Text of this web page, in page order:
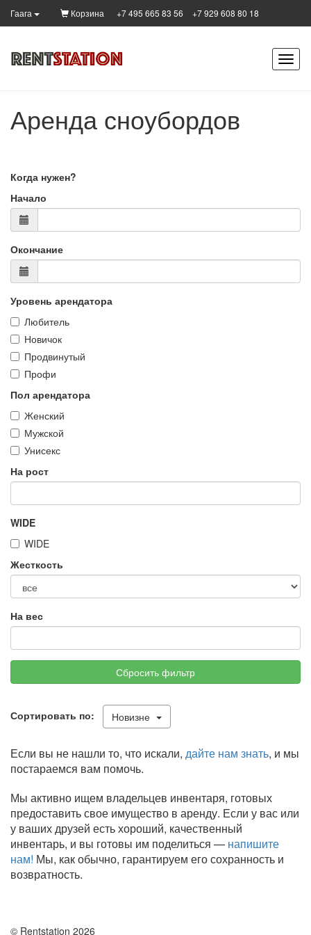
Гаага Корзина +7 495 665 83 56 +7 929 608 80 18
Аренда сноубордов
Когда нужен?
Начало
Окончание
Уровень арендатора
Любитель
Новичок
Продвинутый
Профи
Пол арендатора
Женский
Мужской
Унисекс
На рост
WIDE
WIDE
Жесткость
На вес
Сбросить фильтр
Сортировать по: Новизне
Если вы не нашли то, что искали, дайте нам знать, и мы
постараемся вам помочь.
Мы активно ищем владельцев инвентаря, готовых
предоставить свое имущество в аренду. Если у вас или
у ваших друзей есть хороший, качественный
инвентарь, и вы готовы им поделиться — напишите
нам! Мы, как обычно, гарантируем его сохранность и
возвратность.
© Rentstation 2026